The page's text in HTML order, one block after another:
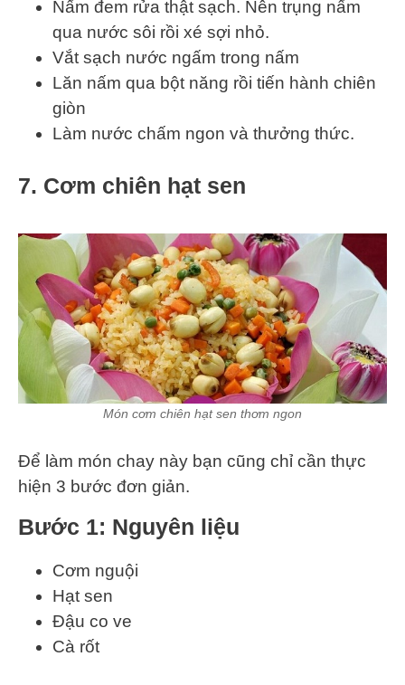
Nấm đem rửa thật sạch. Nên trụng nấm
qua nước sôi rồi xé sợi nhỏ.
Vắt sạch nước ngấm trong nấm
Lăn nấm qua bột năng rồi tiến hành chiên
giòn
Làm nước chấm ngon và thưởng thức.
7. Cơm chiên hạt sen
Món cơm chiên hạt sen thơm ngon
Để làm món chay này bạn cũng chỉ cần thực
hiện 3 bước đơn giản.
Bước 1: Nguyên liệu
Cơm nguội
Hạt sen
Đậu co ve
Cà rốt